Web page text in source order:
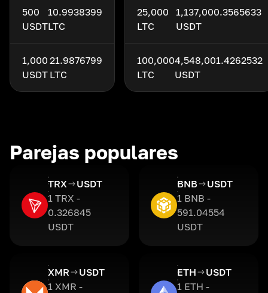
500
USDT
10.9938399
LTC
1,000
USDT
21.9876799
LTC
25,000
LTC
1,137,000.3565633
USDT
100,000
LTC
4,548,001.4262532
USDT
Parejas populares
TRX
USDT
1 TRX -
0.326845
USDT
BNB
USDT
1 BNB -
591.04554
USDT
XMR
USDT
1 XMR -
ETH
USDT
1 ETH -